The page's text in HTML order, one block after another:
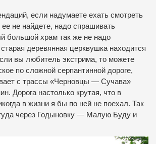
если надумаете ехать смотреть
не найдете, надо спрашивать
большой храм так же не надо
деревянная церквушка находится
вы любитель экстрима, то можете
по сложной серпантинной дороге,
с трассы «Черновцы — Сучава»
Дорога настолько крутая, что в
в жизни я бы по ней не поехал. Так
через Годыновку — Малую Буду и